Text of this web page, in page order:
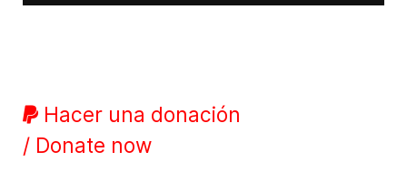
Hacer una donación
/ Donate now